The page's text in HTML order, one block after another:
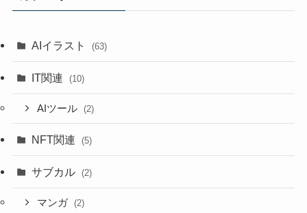
AIイラスト (63)
IT関連 (10)
AIツール (2)
NFT関連 (5)
サブカル (2)
マンガ (2)